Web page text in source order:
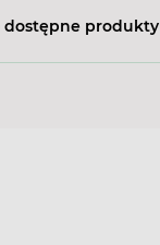
dostępne produkty